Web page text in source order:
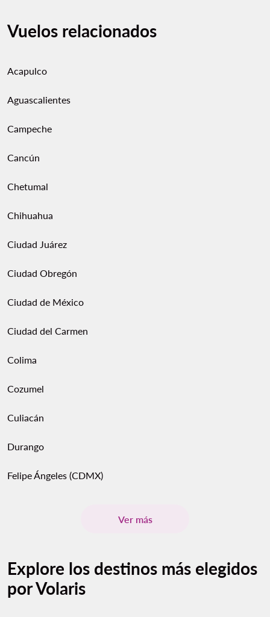
Vuelos relacionados
Acapulco
Aguascalientes
Campeche
Cancún
Chetumal
Chihuahua
Ciudad Juárez
Ciudad Obregón
Ciudad de México
Ciudad del Carmen
Colima
Cozumel
Culiacán
Durango
Felipe Ángeles (CDMX)
Ver más
Explore los destinos más elegidos
por Volaris